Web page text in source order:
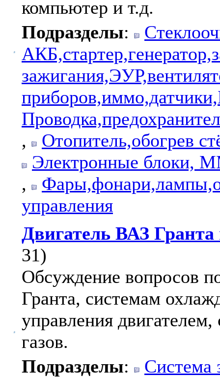
компьютер и т.д.
Подразделы:
,
Отопитель,обогрев
Электронные блоки,
,
управления
Двигатель ВАЗ Гранта
31)
Обсуждение вопросов
Гранта, системам
управления
газов.
Подразделы:
Система